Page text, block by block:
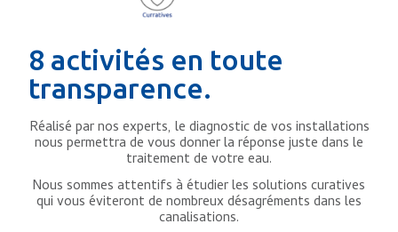
8 activités en toute
transparence.
Réalisé par nos experts, le diagnostic de vos installations
nous permettra de vous donner la réponse juste dans le
traitement de votre eau.
Nous sommes attentifs à étudier les solutions curatives
qui vous éviteront de nombreux désagréments dans les
canalisations.